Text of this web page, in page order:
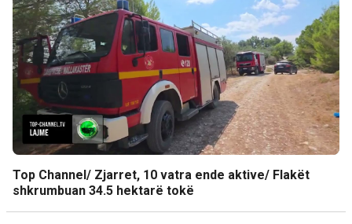
Top Channel/ Zjarret, 10 vatra ende aktive/ Flakët
shkrumbuan 34.5 hektarë tokë